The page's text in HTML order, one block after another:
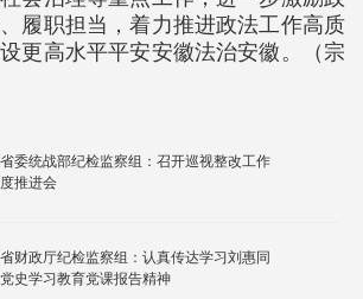
履职担当，着力推进政法工作高质
更高水平平安安徽法治安徽。（宗
委统战部纪检监察组：召开巡视整改工作
推进会
财政厅纪检监察组：认真传达学习刘惠同
史学习教育党课报告精神